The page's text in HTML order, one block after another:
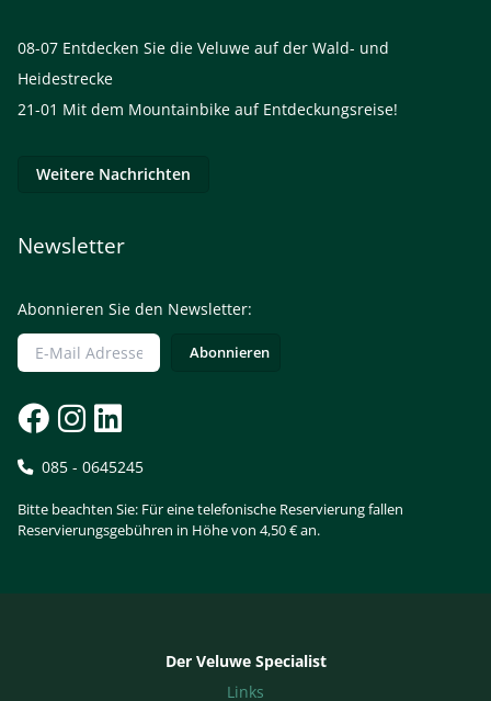
08-07 Entdecken Sie die Veluwe auf der Wald- und
Heidestrecke
21-01 Mit dem Mountainbike auf Entdeckungsreise!
Weitere Nachrichten
Newsletter
Abonnieren Sie den Newsletter:
085 - 0645245
Bitte beachten Sie: Für eine telefonische Reservierung fallen
Reservierungsgebühren in Höhe von 4,50 € an.
Der Veluwe Specialist
Links